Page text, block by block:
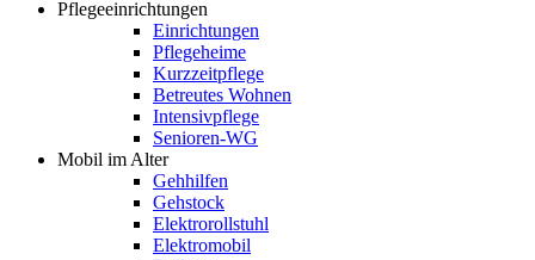
Pflegeeinrichtungen
Einrichtungen
Pflegeheime
Kurzzeitpflege
Betreutes Wohnen
Intensivpflege
Senioren-WG
Mobil im Alter
Gehhilfen
Gehstock
Elektrorollstuhl
Elektromobil